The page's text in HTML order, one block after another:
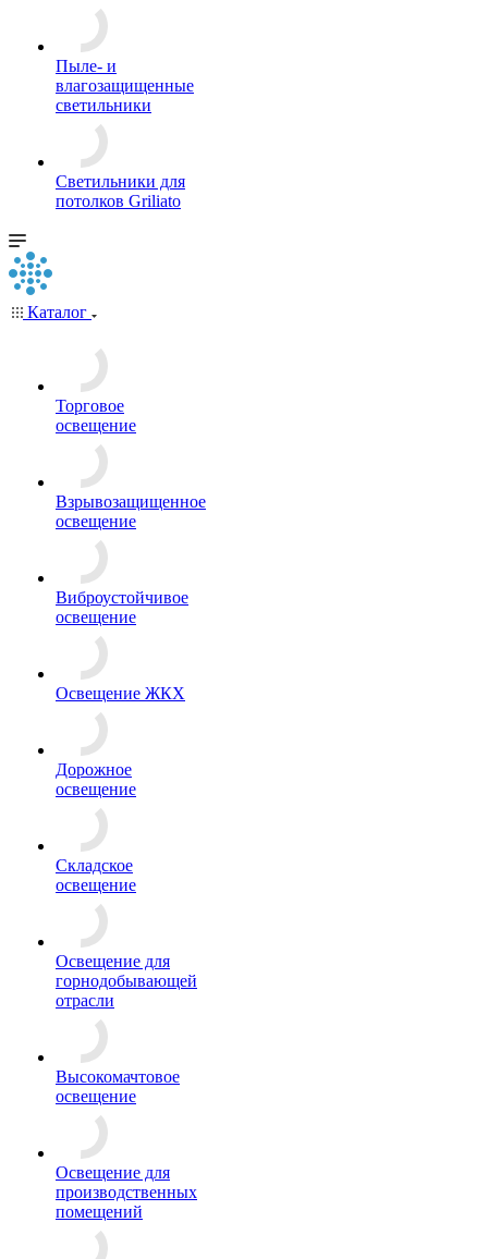
Пыле- и
влагозащищенные
светильники
Светильники для
потолков Griliato
Каталог
Торговое
освещение
Взрывозащищенное
освещение
Виброустойчивое
освещение
Освещение ЖКХ
Дорожное
освещение
Складское
освещение
Освещение для
горнодобывающей
отрасли
Высокомачтовое
освещение
Освещение для
производственных
помещений